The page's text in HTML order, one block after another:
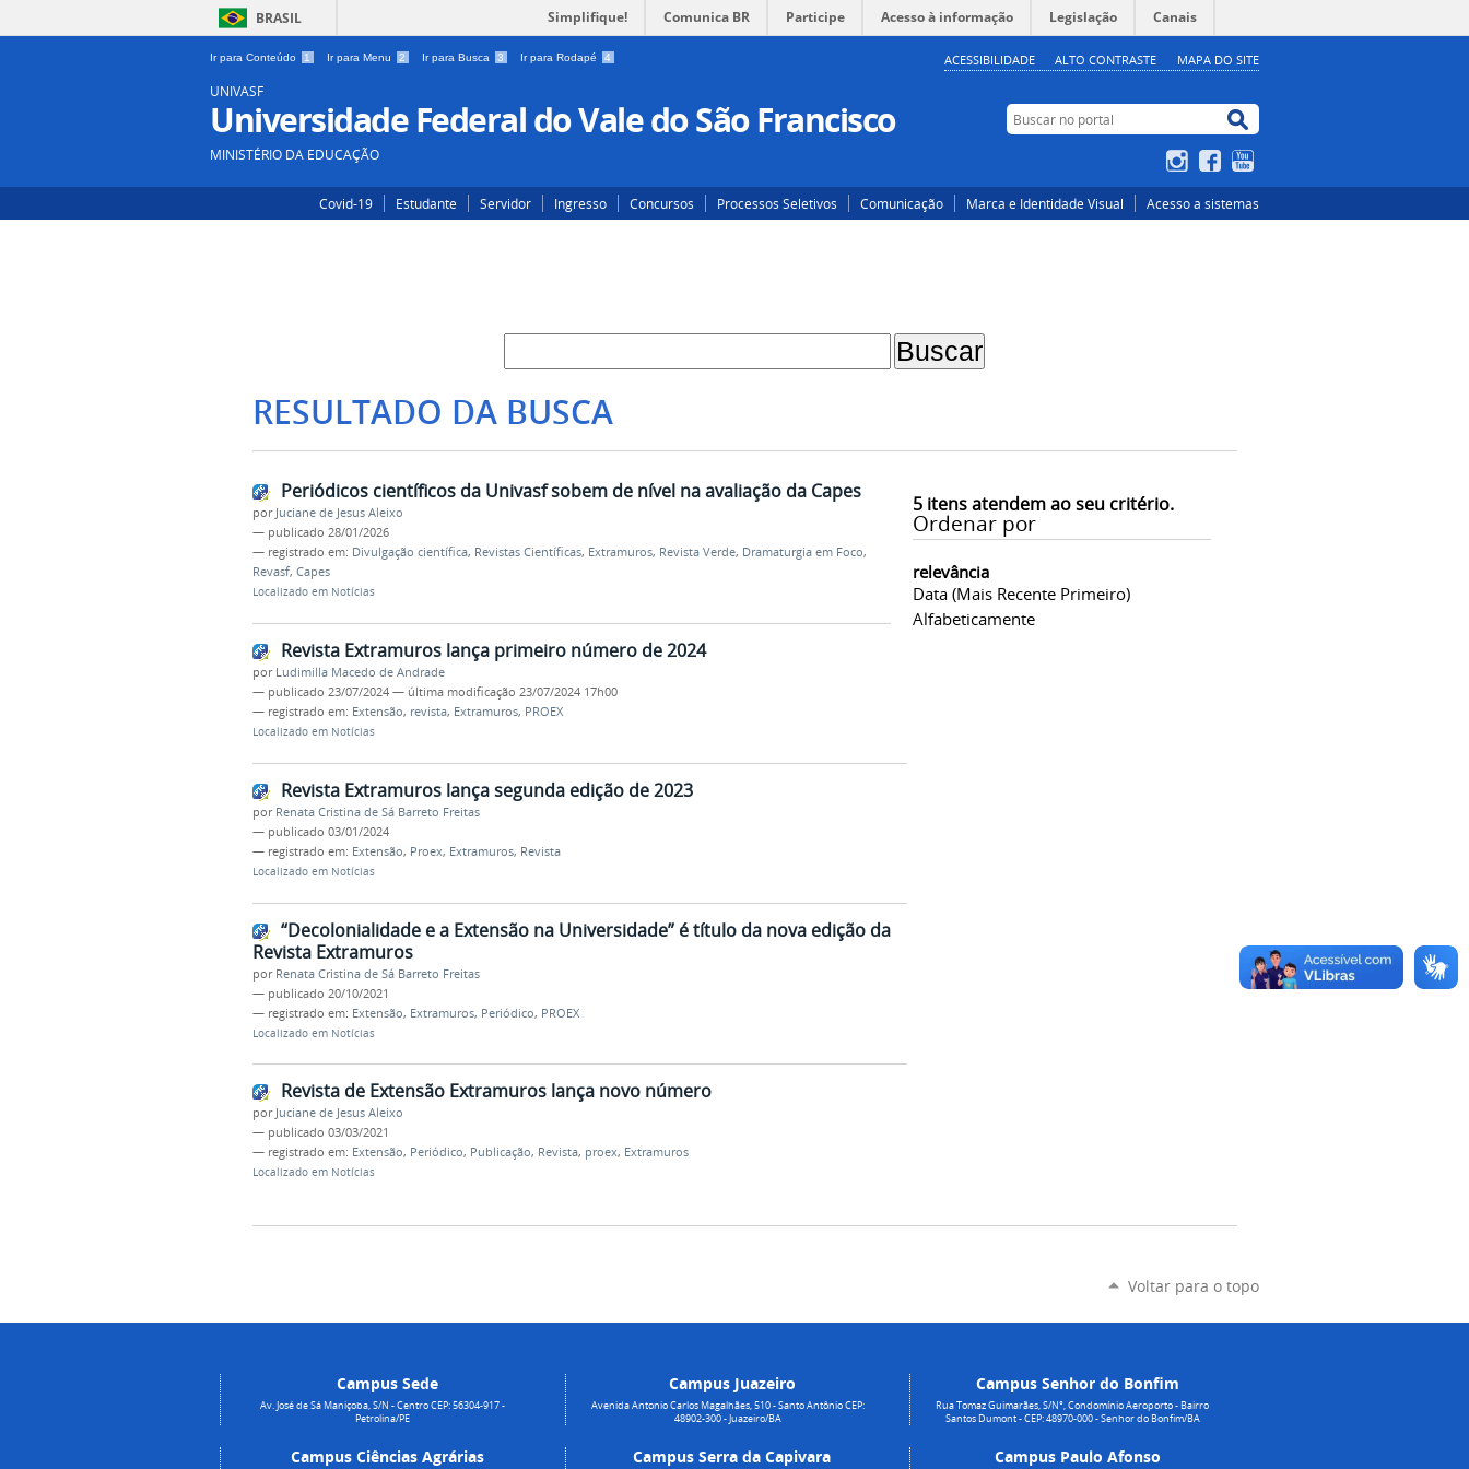
BRASIL Simplifique! Comunica BR Participe Acesso à informação Legislação Canais
Ir para Conteúdo 1 Ir para Menu 2 Ir para Busca 3 Ir para Rodapé 4 ACESSIBILIDADE ALTO CONTRASTE MAPA DO SITE
UNIVASF
Universidade Federal do Vale do São Francisco
MINISTÉRIO DA EDUCAÇÃO
Buscar no portal
Buscar no portal
InstagramFacebook
Covid-19 Estudante Servidor Ingresso Concursos Processos Seletivos Comunicação Marca e Identidade Visual Acesso a sistemas
RESULTADO DA BUSCA
5itens atendem ao seu critério.
Ordenar por
relevância
Data (mais Recente Primeiro)
Alfabeticamente
Periódicos científicos da Univasf sobem de nível na avaliação da Capes
por Juciane de Jesus Aleixo
— publicado 28/01/2026
— registrado em: Divulgação científica, Revistas Científicas, Extramuros, Revista Verde, Dramaturgia em Foco,
Revasf, Capes
Localizado em Notícias
Revista Extramuros lança primeiro número de 2024
por Ludimilla Macedo de Andrade
— publicado 23/07/2024 — última modificação 23/07/2024 17h00
— registrado em: Extensão, revista, Extramuros, PROEX
Localizado em Notícias
Revista Extramuros lança segunda edição de 2023
por Renata Cristina de Sá Barreto Freitas
— publicado 03/01/2024
— registrado em: Extensão, Proex, Extramuros, Revista
Localizado em Notícias
“Decolonialidade e a Extensão na Universidade” é título da nova edição da
Revista Extramuros
por Renata Cristina de Sá Barreto Freitas
— publicado 20/10/2021
— registrado em: Extensão, Extramuros, Periódico, PROEX
Localizado em Notícias
Revista de Extensão Extramuros lança novo número
por Juciane de Jesus Aleixo
— publicado 03/03/2021
— registrado em: Extensão, Periódico, Publicação, Revista, proex, Extramuros
Localizado em Notícias
Voltar para o topo
Campus Sede
Av. José de Sá Maniçoba, S/N - Centro CEP: 56304-917 -
Petrolina/PE
Campus Ciências Agrárias
Campus Juazeiro
Avenida Antonio Carlos Magalhães, 510 - Santo Antônio CEP:
48902-300 - Juazeiro/BA
Campus Serra da Capivara
Campus Senhor do Bonfim
Rua Tomaz Guimarães, S/N°, Condomínio Aeroporto - Bairro
Santos Dumont - CEP: 48970-000 - Senhor do Bonfim/BA
Campus Paulo Afonso